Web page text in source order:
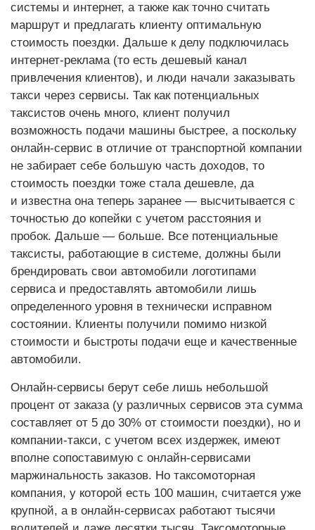
системы и интернет, а также как точно считать
маршрут и предлагать клиенту оптимальную
стоимость поездки. Дальше к делу подключилась
интернет-реклама (то есть дешевый канал
привлечения клиентов), и люди начали заказывать
такси через сервисы. Так как потенциальных
таксистов очень много, клиент получил
возможность подачи машины быстрее, а поскольку
онлайн-сервис в отличие от транспортной компании
не забирает себе большую часть доходов, то
стоимость поездки тоже стала дешевле, да
и известна она теперь заранее — высчитывается с
точностью до копейки с учетом расстояния и
пробок. Дальше — больше. Все потенциальные
таксисты, работающие в системе, должны были
брендировать свои автомобили логотипами
сервиса и предоставлять автомобили лишь
определенного уровня в технически исправном
состоянии. Клиенты получили помимо низкой
стоимости и быстроты подачи еще и качественные
автомобили.
Онлайн-сервисы берут себе лишь небольшой
процент от заказа (у различных сервисов эта сумма
составляет от 5 до 30% от стоимости поездки), но и
компании-такси, с учетом всех издержек, имеют
вполне сопоставимую с онлайн-сервисами
маржинальность заказов. Но таксомоторная
компания, у которой есть 100 машин, считается уже
крупной, а в онлайн-сервисах работают тысячи